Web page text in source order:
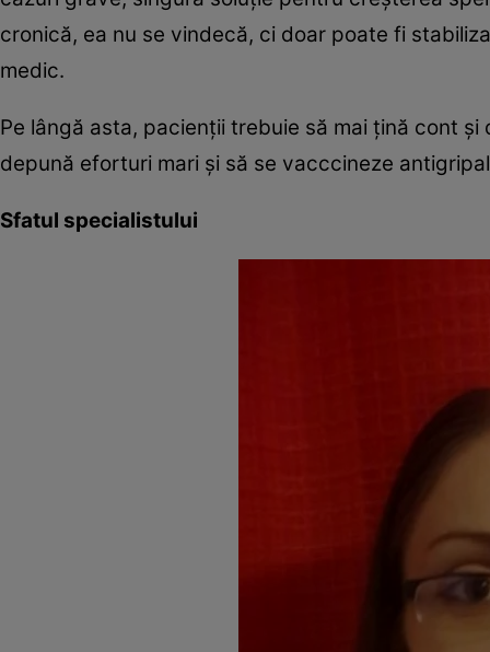
cronică, ea nu se vindecă, ci doar poate fi
medic.
Pe lângă asta, pacienţii trebuie să mai ţină cont
depună eforturi mari şi să se vacccineze
Sfatul specialistului